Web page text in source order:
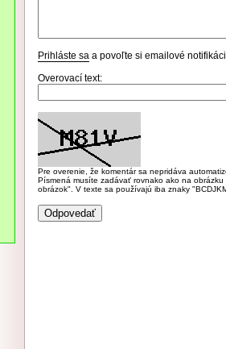
Prihláste sa a povoľte si emailové
Overovací text:
Pre overenie, že komentár sa nepridáva
Písmená musíte zadávať rovnako ako na
obrázok". V texte sa používajú iba znaky